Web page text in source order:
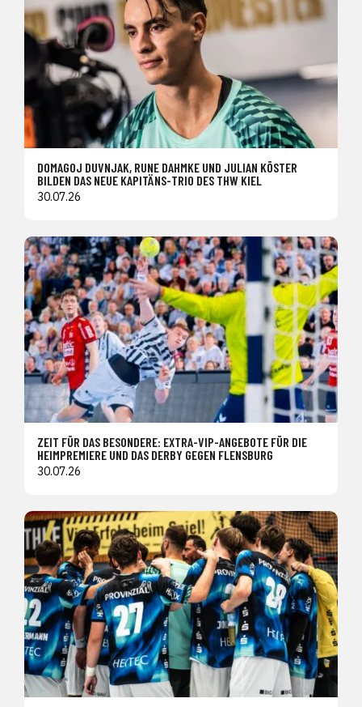
DOMAGOJ DUVNJAK, RUNE DAHMKE UND JULIAN KÖSTER
BILDEN DAS NEUE KAPITÄNS-TRIO DES THW KIEL
30.07.26
ZEIT FÜR DAS BESONDERE: EXTRA-VIP-ANGEBOTE FÜR DIE
HEIMPREMIERE UND DAS DERBY GEGEN FLENSBURG
30.07.26